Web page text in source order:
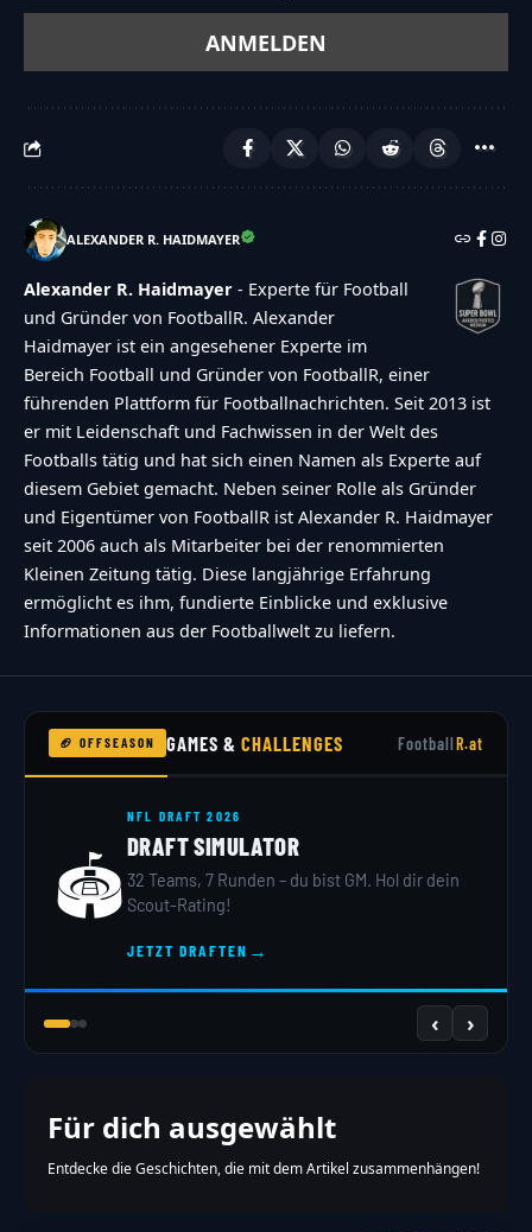
ALEXANDER R. HAIDMAYER
Alexander R. Haidmayer - Experte für Football
und Gründer von FootballR. Alexander
Haidmayer ist ein angesehener Experte im
Bereich Football und Gründer von FootballR, einer
führenden Plattform für Footballnachrichten. Seit 2013 ist
er mit Leidenschaft und Fachwissen in der Welt des
Footballs tätig und hat sich einen Namen als Experte auf
diesem Gebiet gemacht. Neben seiner Rolle als Gründer
und Eigentümer von FootballR ist Alexander R. Haidmayer
seit 2006 auch als Mitarbeiter bei der renommierten
Kleinen Zeitung tätig. Diese langjährige Erfahrung
ermöglicht es ihm, fundierte Einblicke und exklusive
Informationen aus der Footballwelt zu liefern.
🏈 OFFSEASON GAMES &CHALLENGES FootballR.at
🏟️
NFL DRAFT 2026
DRAFT SIMULATOR
32 Teams, 7 Runden – du bist GM. Hol dir dein
Scout-Rating!
JETZT DRAFTEN →
‹ ›
Für dich ausgewählt
Entdecke die Geschichten, die mit dem Artikel zusammenhängen!